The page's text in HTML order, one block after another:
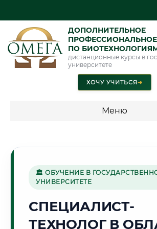
ДОПОЛНИТЕЛЬНОЕ
ПО
дистанционные курсы в
университете
ХОЧУ УЧИТЬСЯ➜
Меню
🏔️
Г. МАХАЧКАЛА
🏛 ОБУЧЕНИЕ В
УНИВЕРСИТЕТЕ
СПЕЦИАЛИСТ-
ТЕХНОЛОГ В